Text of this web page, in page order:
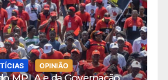
OPINIÃO